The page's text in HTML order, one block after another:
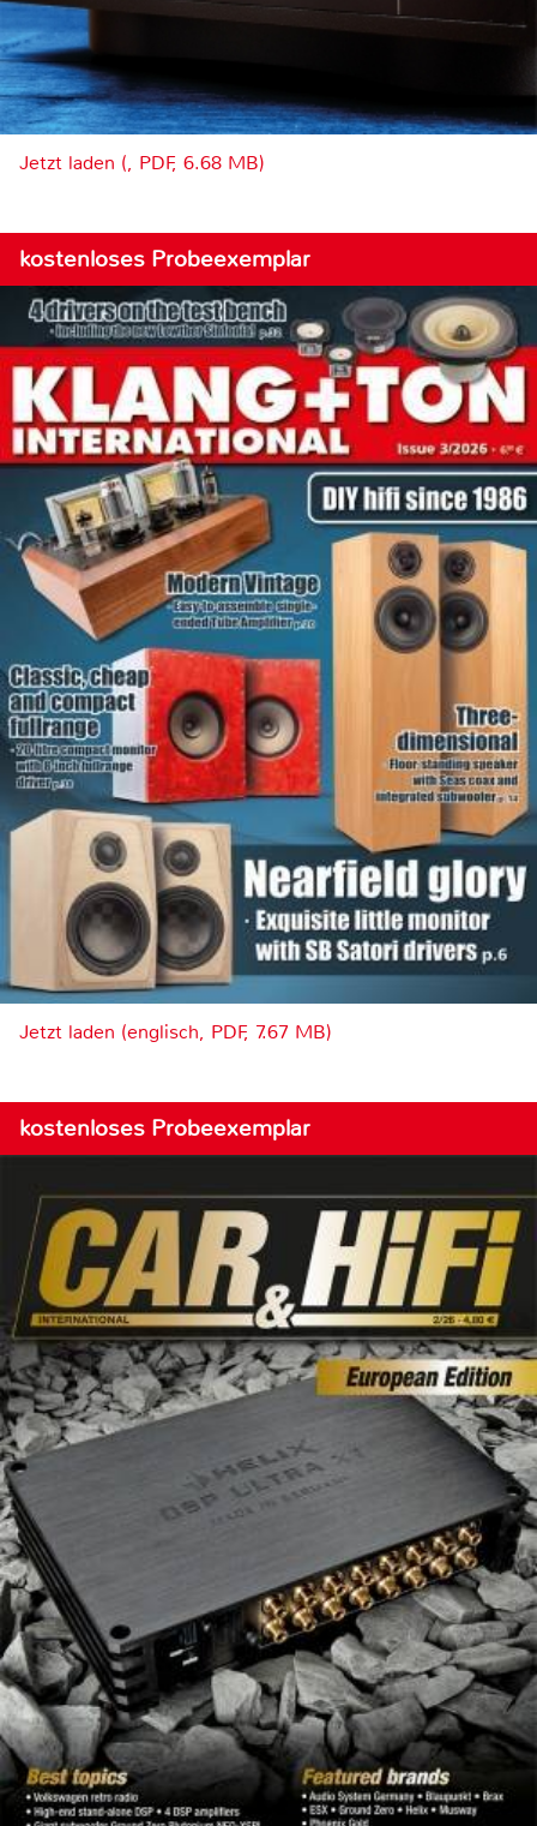
Jetzt laden (, PDF, 6.68 MB)
kostenloses Probeexemplar
Jetzt laden (englisch, PDF, 7.67 MB)
kostenloses Probeexemplar